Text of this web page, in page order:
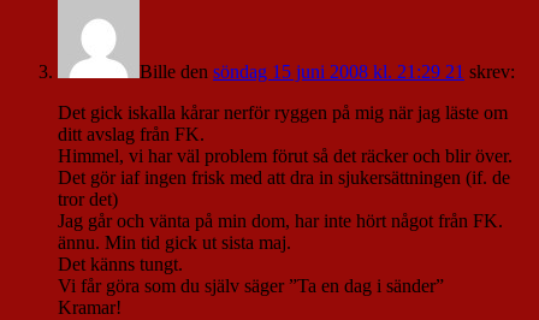
Bille den söndag 15 juni 2008 kl. 21:29 21 skrev:
Det gick iskalla kårar nerför ryggen på mig när jag läste om
ditt avslag från FK.
Himmel, vi har väl problem förut så det räcker och blir över.
Det gör iaf ingen frisk med att dra in sjukersättningen (if. de
tror det)
Jag går och vänta på min dom, har inte hört något från FK.
ännu. Min tid gick ut sista maj.
Det känns tungt.
Vi får göra som du själv säger ”Ta en dag i sänder”
Kramar!